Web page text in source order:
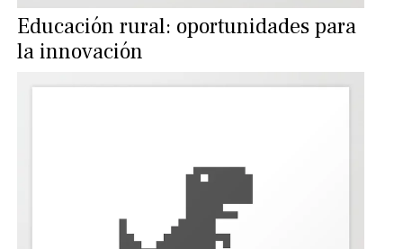
Educación rural: oportunidades para
la innovación